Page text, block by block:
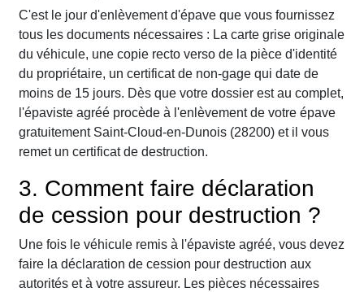
C'est le jour d'enlèvement d'épave que vous fournissez
tous les documents nécessaires : La carte grise originale
du véhicule, une copie recto verso de la pièce d'identité
du propriétaire, un certificat de non-gage qui date de
moins de 15 jours. Dès que votre dossier est au complet,
l'épaviste agréé procède à l'enlèvement de votre épave
gratuitement Saint-Cloud-en-Dunois (28200) et il vous
remet un certificat de destruction.
3. Comment faire déclaration
de cession pour destruction ?
Une fois le véhicule remis à l'épaviste agréé, vous devez
faire la déclaration de cession pour destruction aux
autorités et à votre assureur. Les pièces nécessaires